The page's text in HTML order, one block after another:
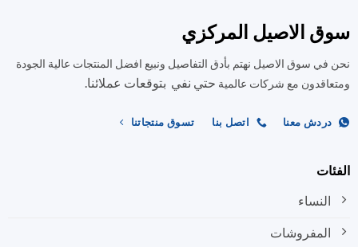
لهذا
يمكن
اختيار
على
الاصيل المركزي
سوق الاصيل نهتم بأدق التفاصيل ونبيع افضل المنتجات عالية الجودة
مع شركات عالميةحتي نفي بتوقعات عملائنا.
دردش معنا اتصل بنا تسوق منتجاتنا
النساء
المفروشات